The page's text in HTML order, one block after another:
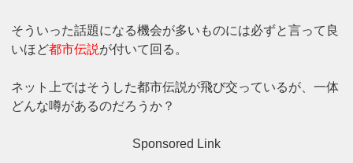
そういった話題になる機会が多いものには必ずと言って良
いほど都市伝説が付いて回る。
ネット上ではそうした都市伝説が飛び交っているが、一体
どんな噂があるのだろうか？
Sponsored Link